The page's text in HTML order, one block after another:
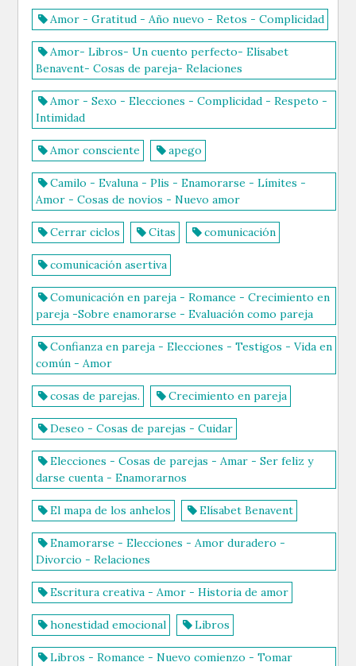
Amor - Gratitud - Año nuevo - Retos - Complicidad
Amor- Libros- Un cuento perfecto- Elísabet
Benavent- Cosas de pareja- Relaciones
Amor - Sexo - Elecciones - Complicidad - Respeto -
Intimidad
Amor consciente apego
Camilo - Evaluna - Plis - Enamorarse - Límites -
Amor - Cosas de novios - Nuevo amor
Cerrar ciclos Citas comunicación
comunicación asertiva
Comunicación en pareja - Romance - Crecimiento en
pareja -Sobre enamorarse - Evaluación como pareja
Confianza en pareja - Elecciones - Testigos - Vida en
común - Amor
cosas de parejas. Crecimiento en pareja
Deseo - Cosas de parejas - Cuidar
Elecciones - Cosas de parejas - Amar - Ser feliz y
darse cuenta - Enamorarnos
El mapa de los anhelos Elísabet Benavent
Enamorarse - Elecciones - Amor duradero -
Divorcio - Relaciones
Escritura creativa - Amor - Historia de amor
honestidad emocional Libros
Libros - Romance - Nuevo comienzo - Tomar